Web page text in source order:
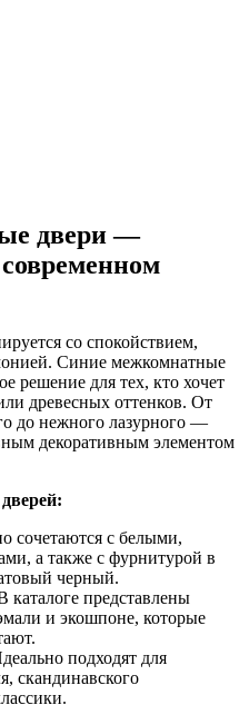
двери —
со спокойствием,
Синие межкомнатные
решение для тех, кто хочет
древесных оттенков. От
до нежного лазурного —
декоративным элементом
сочетаются с белыми,
а также с фурнитурой в
черный.
каталоге представлены
и экошпоне, которые
подходят для
скандинавского